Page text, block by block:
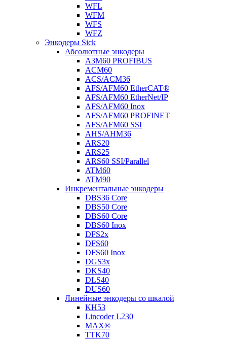
WFL
WFM
WFS
WFZ
Энкодеры Sick
Абсолютные энкодеры
A3M60 PROFIBUS
ACM60
ACS/ACM36
AFS/AFM60 EtherCAT®
AFS/AFM60 EtherNet/IP
AFS/AFM60 Inox
AFS/AFM60 PROFINET
AFS/AFM60 SSI
AHS/AHM36
ARS20
ARS25
ARS60 SSI/Parallel
ATM60
ATM90
Инкрементальные энкодеры
DBS36 Core
DBS50 Core
DBS60 Core
DBS60 Inox
DFS2x
DFS60
DFS60 Inox
DGS3x
DKS40
DLS40
DUS60
Линейные энкодеры со шкалой
KH53
Lincoder L230
MAX®
TTK70